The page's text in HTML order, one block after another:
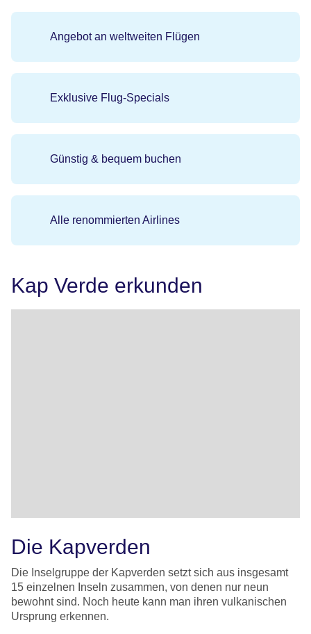
Angebot an weltweiten Flügen
Exklusive Flug-Specials
Günstig & bequem buchen
Alle renommierten Airlines
Kap Verde erkunden
Die Kapverden
Die Inselgruppe der Kapverden setzt sich aus insgesamt
15 einzelnen Inseln zusammen, von denen nur neun
bewohnt sind. Noch heute kann man ihren vulkanischen
Ursprung erkennen.